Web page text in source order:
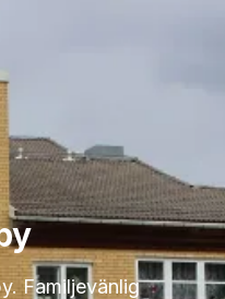
Familjevänlig